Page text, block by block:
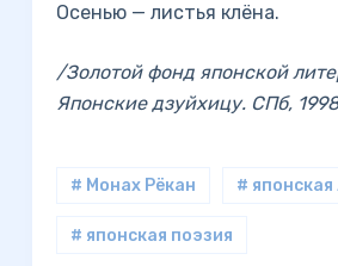
Осенью — листья клёна.
/Золотой фонд японской
Японские дзуйхицу. СПб,
# Монах Рёкан #
# японская поэзия